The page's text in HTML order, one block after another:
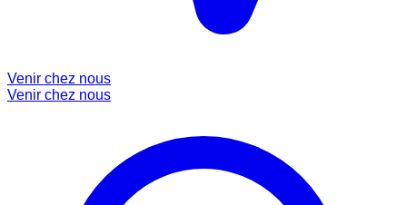
Venir chez nous
Venir chez nous